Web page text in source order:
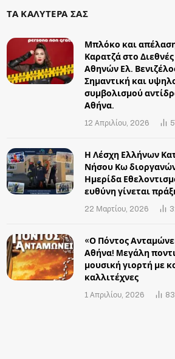
ΤΑ ΚΑΛΥΤΕΡΑ ΣΑΣ
Μπλόκο και απέλαση
Καρατζά στο
Αθηνών Ελ.
Σημαντική και
συμβολισμού
Αθήνα.
12 Απριλίου, 2026
Η Λέσχη Ελλήνων
Νήσου Κω
Ημερίδα
ευθύνη γίνεται
22 Μαρτίου, 2026
«Ο Πόντος
Αθήνα! Mεγάλη
μουσική γιορτή με
καλλιτέχνες
1 Απριλίου, 2026